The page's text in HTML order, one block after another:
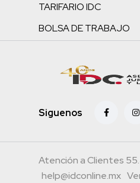
TARIFARIO IDC
BOLSA DE TRABAJO
Siguenos
Atención a Clientes
help@idconline.mx